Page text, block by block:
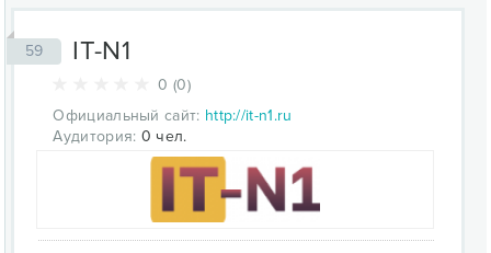
59 IT-N1
0 (0)
Официальный сайт: http://it-n1.ru
Аудитория: 0 чел.